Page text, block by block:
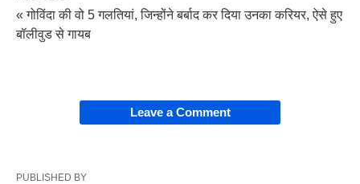
« गोविंदा की वो 5 गलतियां, जिन्होंने बर्बाद कर दिया उनका करियर, ऐसे हुए
बॉलीवुड से गायब
Leave a Comment
PUBLISHED BY